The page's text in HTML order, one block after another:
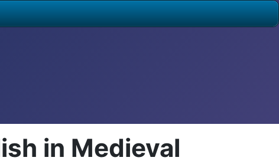
in Medieval